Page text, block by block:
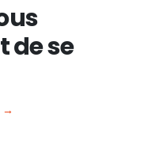
de se
→